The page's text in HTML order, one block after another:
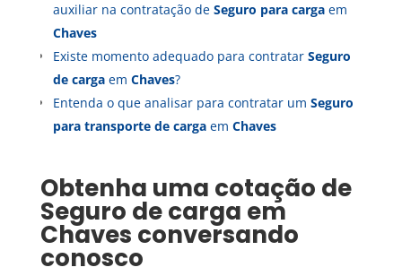
auxiliar na contratação de Seguro para cargaem
Chaves
Existe momento adequado para contratar Seguro
de cargaem Chaves?
Entenda o que analisar para contratar um Seguro
para transporte de cargaem Chaves
Obtenha uma cotação de
Seguro de carga em
Chaves conversando
conosco